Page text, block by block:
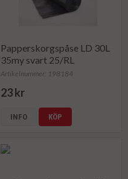
Papperskorgspåse LD 30L
35my svart 25/RL
Artikelnummer: 198184
23 kr
INFO KÖP